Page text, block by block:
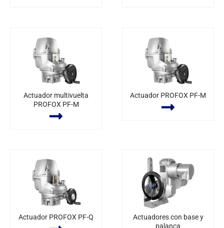
Actuador multivuelta
PROFOX PF-M
Actuador PROFOX PF-M
Actuador PROFOX PF-Q
Actuadores con base y
palanca